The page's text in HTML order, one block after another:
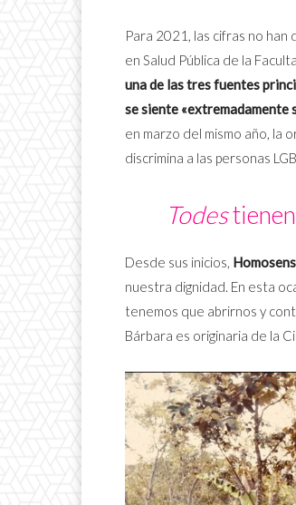
Para 2021, las cifras no han
en Salud Pública de la
una de las tres fuentes
se siente «extremadamente
en marzo del mismo año, la
discrimina a las personas
Todes
Desde sus inicios,
nuestra dignidad. En esta
tenemos que abrirnos y
Bárbara es originaria de la